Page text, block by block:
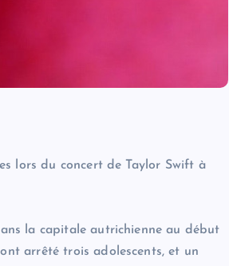
lors du concert de Taylor Swift à
la capitale autrichienne au début
arrêté trois adolescents, et un